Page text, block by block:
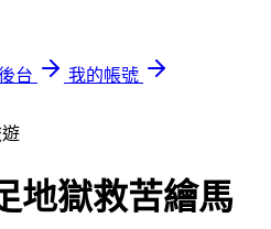
台
我的帳號
地獄救苦繪馬